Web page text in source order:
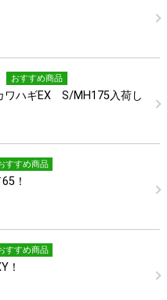
おすすめ商品
ワハギEX S/MH175入荷し
すすめ商品
！
すすめ商品
！